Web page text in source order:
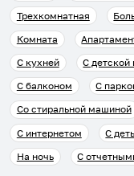
Трехкомнатная
Комната
С кухней
С детской
С балконом
С
Со стиральной машиной
С интернетом
С
На ночь
С